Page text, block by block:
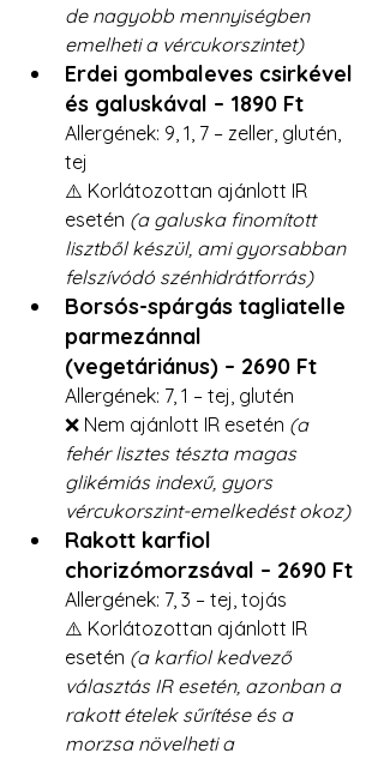
de nagyobb mennyiségben
emelheti a vércukorszintet)
Erdei gombaleves csirkével
és galuskával – 1890 Ft
Allergének: 9, 1, 7 – zeller, glutén,
tej
⚠️ Korlátozottan ajánlott IR
esetén (a galuska finomított
lisztből készül, ami gyorsabban
felszívódó szénhidrátforrás)
Borsós-spárgás tagliatelle
parmezánnal
(vegetáriánus) – 2690 Ft
Allergének: 7, 1 – tej, glutén
❌ Nem ajánlott IR esetén (a
fehér lisztes tészta magas
glikémiás indexű, gyors
vércukorszint-emelkedést okoz)
Rakott karfiol
chorizómorzsával – 2690 Ft
Allergének: 7, 3 – tej, tojás
⚠️ Korlátozottan ajánlott IR
esetén (a karfiol kedvező
választás IR esetén, azonban a
rakott ételek sűrítése és a
morzsa növelheti a